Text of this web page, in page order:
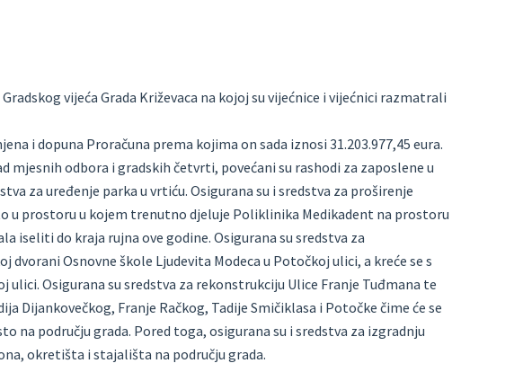
vijeća Grada Križevaca na kojoj su vijećnice i vijećnici razmatrali
i dopuna Proračuna prema kojima on sada iznosi 31.203.977,45 eura.
mjesnih odbora i gradskih četvrti, povećani su rashodi za zaposlene u
za uređenje parka u vrtiću. Osigurana su i sredstva za proširenje
u prostoru u kojem trenutno djeluje Poliklinika Medikadent na prostoru
iseliti do kraja rujna ove godine. Osigurana su sredstva za
Osnovne škole Ljudevita Modeca u Potočkoj ulici, a kreće se s
Osigurana su sredstva za rekonstrukciju Ulice Franje Tuđmana te
Dijankovečkog, Franje Račkog, Tadije Smičiklasa i Potočke čime će se
na području grada. Pored toga, osigurana su i sredstva za izgradnju
okretišta i stajališta na području grada.